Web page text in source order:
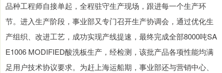
品种工程师自接单起，全程驻守生产现场，跟进每一个生产环
节。进入生产阶段，事业部又专门召开生产协调会，通过优化生
产组织、改进工艺，成功实现产线提速，最终完成全部8000吨SA
E1006 MODIFIED酸洗板生产，经检测，该批产品各项性能均满
足用户技术协议要求。为赶上海运船期，事业部还与营销中心、